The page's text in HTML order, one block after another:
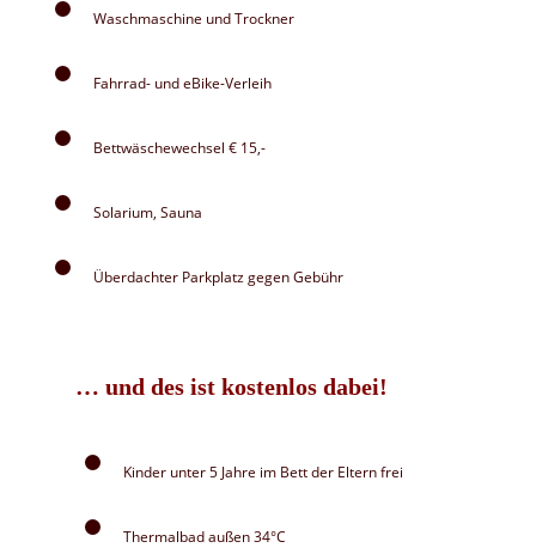
Waschmaschine und Trockner
Fahrrad- und eBike-Verleih
Bettwäschewechsel € 15,-
Solarium, Sauna
Überdachter Parkplatz gegen Gebühr
… und des ist kostenlos dabei!
Kinder unter 5 Jahre im Bett der Eltern frei
Thermalbad außen 34°C